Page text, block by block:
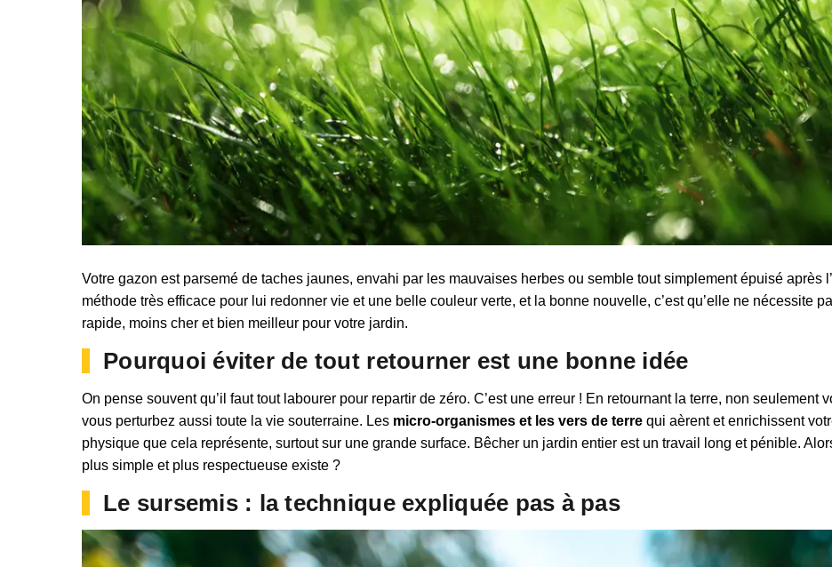
Votre gazon est parsemé de taches jaunes, envahi par les mauvaises herbes ou semble tout simplement épuisé après
méthode très efficace pour lui redonner vie et une belle couleur verte, et la bonne nouvelle, c’est qu’elle ne nécessite
rapide, moins cher et bien meilleur pour votre jardin.
Pourquoi éviter de tout retourner est une bonne idée
On pense souvent qu’il faut tout labourer pour repartir de zéro. C’est une erreur ! En retournant la terre, non seulement
vous perturbez aussi toute la vie souterraine. Les micro-organismes et les vers de terre qui aèrent et enrichissent
physique que cela représente, surtout sur une grande surface. Bêcher un jardin entier est un travail long et pénible.
plus simple et plus respectueuse existe ?
Le sursemis : la technique expliquée pas à pas